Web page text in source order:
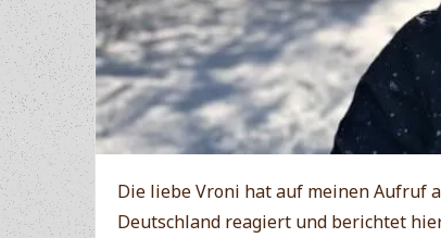
Die liebe Vroni hat auf meinen Aufruf
Deutschland reagiert und berichtet